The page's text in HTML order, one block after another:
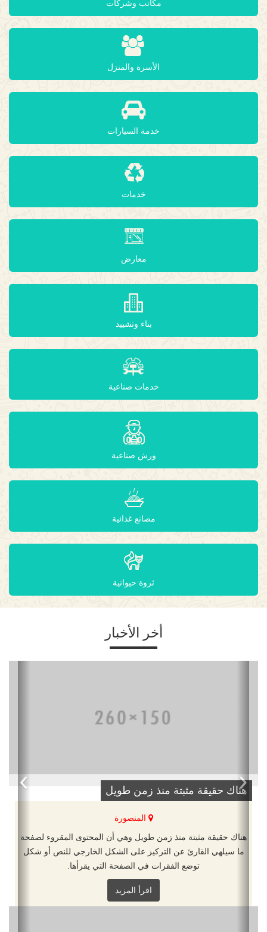
مكاتب وشركات
الأسرة والمنزل
خدمة السيارات
خدمات
معارض
بناء وتشييد
خدمات صناعية
ورش صناعية
مصانع غذائية
ثروة حيوانية
أخر الأخبار
هناك حقيقة مثبتة منذ زمن طويل
المنصورة
هناك حقيقة مثبتة منذ زمن طويل وهي أن المحتوى المقروء لصفحة
ما سيلهي القارئ عن التركيز على الشكل الخارجي للنص أو شكل
توضع الفقرات في الصفحة التي يقرأها.
اقرأ المزيد
‹
›